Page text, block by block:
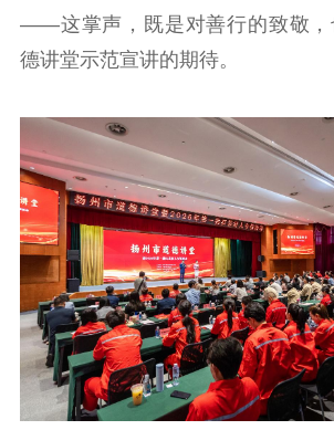
首页
江苏要闻
公示公告
通知公告 信息公开制度
信息公开年度报
告
政策
工作动态
理论武装
——这掌声，既是对善行的致敬，
德讲堂示范宣讲的期待。